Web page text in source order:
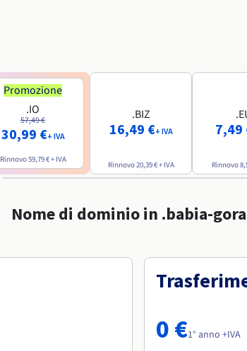
Promozione
.IO
57,49 €
30,99 €+ IVA
Rinnovo59,79 €+ IVA
.BIZ
16,49 €+ IVA
Rinnovo20,39 €+ IVA
7,49
Rinnovo
Nome di dominio in .babia-
0 €1° anno +IVA